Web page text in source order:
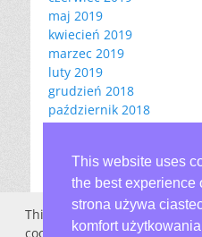
maj 2019
kwiecień 2019
marzec 2019
luty 2019
grudzień 2018
październik 2018
czerwiec 2018
kwiecień 2018
październik 2017
listopad 2016
październik 2016
This website uses
the best experience
strona używa
komfort
This website stores cookies
cookies are used to provide